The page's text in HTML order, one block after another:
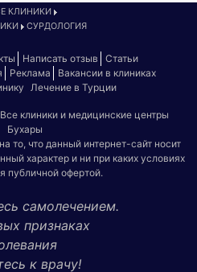
КЛИНИКИ
СУРДОЛОГИЯ
Написать отзыв
Статьи
Реклама
Вакансии в клиниках
Лечение в Турции
клиники и медицинские центры
Бухары
то, что данный интернет-сайт носит
характер и ни при каких условиях
публичной офертой.
самолечением.
признаках
к врачу!